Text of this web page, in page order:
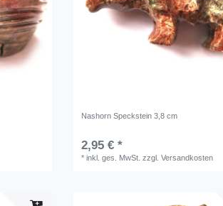
Nashorn Speckstein 3,8 cm
2,95 € *
*inkl. ges. MwSt. zzgl.Versandkosten